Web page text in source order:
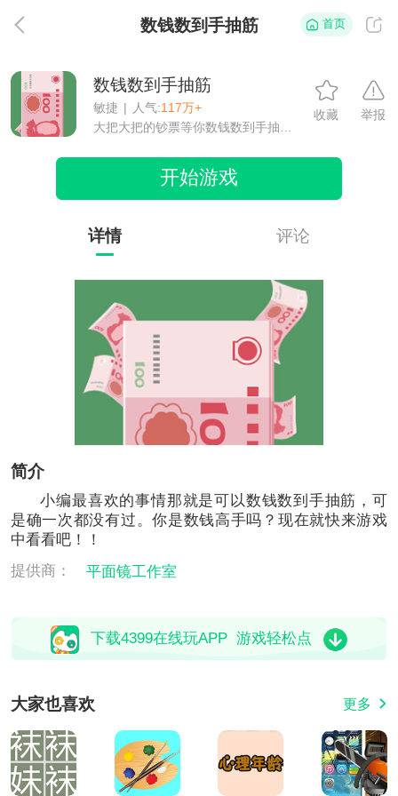
数钱数到手抽筋 首页
数钱数到手抽筋
敏捷 | 人气:117万+
收藏 举报
开始游戏
详情 评论
简介
小编最喜欢的事情那就是可以数钱数到手抽筋，可
是确一次都没有过。你是数钱高手吗？现在就快来游戏
中看看吧！！
提供商：
平面镜工作室
下载4399在线玩APP 游戏轻松点
大家也喜欢 更多